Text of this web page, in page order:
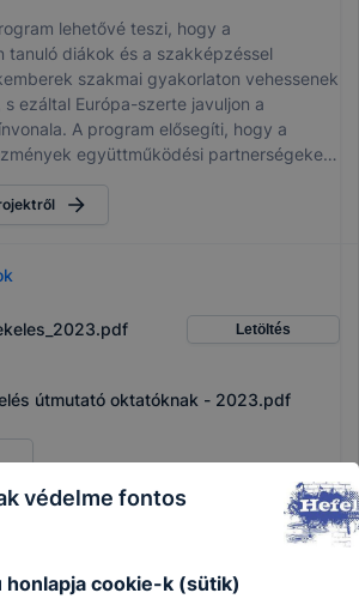
lehetővé teszi, hogy a
tanuló diákok és a szakképzéssel
szakmai gyakorlaton vehessenek
ezáltal Európa-szerte javuljon a
A program elősegíti, hogy a
együttműködési partnerségeket
érdekében, hogy szoros kapcsolat
és képzés, illetve a munka világa
Letöltés
útmutató oktatóknak - 2023.pdf
útmutató diákoknak - 2023.pdf
védelme fontos
cookie-k (sütik)